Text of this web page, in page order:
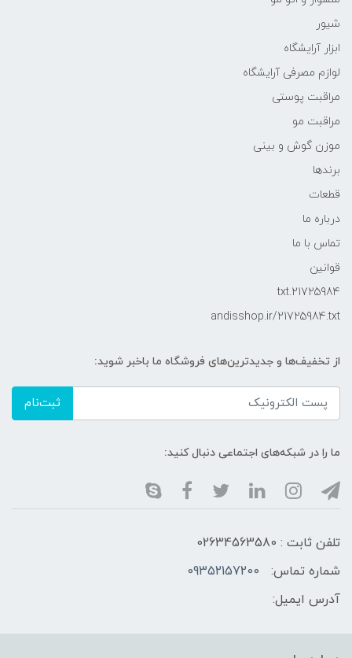
شیور
ابزار آرایشگاه
لوازم مصرفی آرایشگاه
مراقبت پوستی
مراقبت مو
موزن گوش و بینی
برندها
قطعات
درباره ما
تماس با ما
قوانین
21725984.txt
andisshop.ir/21725984.txt
از تخفیف‌ها و جدیدترین‌های فروشگاه ما باخبر شوید:
ثبت‌نام
ما را در شبکه‌های اجتماعی دنبال کنید:
تلفن ثابت : 02634563580
شماره تماس:
09352157200
آدرس ایمیل: